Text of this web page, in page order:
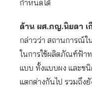
กำหนดได้
ด้าน ผศ.ภญ.นิยดา เ
กล่าวว่า สถานการณ์ใ
ในการใช้ผลิตภัณฑ์ฟ้า
แบบ ทั้งแบบผง และช
แตกต่างกันไป รวมถึง